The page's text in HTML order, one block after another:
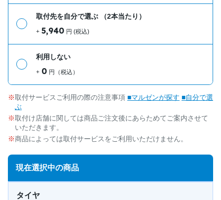
取付先を自分で選ぶ （2本当たり）
+ 5,940 円 (税込)
利用しない
+ 0 円（税込）
取付サービスご利用の際の注意事項 ■マルゼンが探す ■自分で選
ぶ
取付け店舗に関しては商品ご注文後にあらためてご案内させて
いただきます。
商品によっては取付サービスをご利用いただけません。
現在選択中の商品
タイヤ